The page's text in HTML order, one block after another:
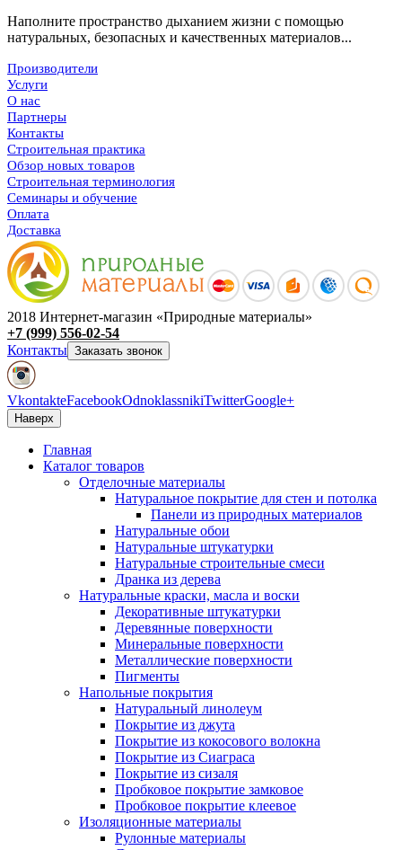
Наполните пространство дыханием жизни с помощью
натуральных, безопасных и качественных материалов...
Производители
Услуги
О нас
Партнеры
Контакты
Строительная практика
Обзор новых товаров
Строительная терминология
Семинары и обучение
Оплата
Доставка
2018 Интернет-магазин «Природные материалы»
+7 (999) 556-02-54
Контакты Заказать звонок
VkontakteFacebookOdnoklassnikiTwitterGoogle+
Наверх
Главная
Каталог товаров
Отделочные материалы
Натуральное покрытие для стен и потолка
Панели из природных материалов
Натуральные обои
Натуральные штукатурки
Натуральные строительные смеси
Дранка из дерева
Натуральные краски, масла и воски
Декоративные штукатурки
Деревянные поверхности
Минеральные поверхности
Металлические поверхности
Пигменты
Напольные покрытия
Натуральный линолеум
Покрытие из джута
Покрытие из кокосового волокна
Покрытие из Сиаграса
Покрытие из сизаля
Пробковое покрытие замковое
Пробковое покрытие клеевое
Изоляционные материалы
Рулонные материалы